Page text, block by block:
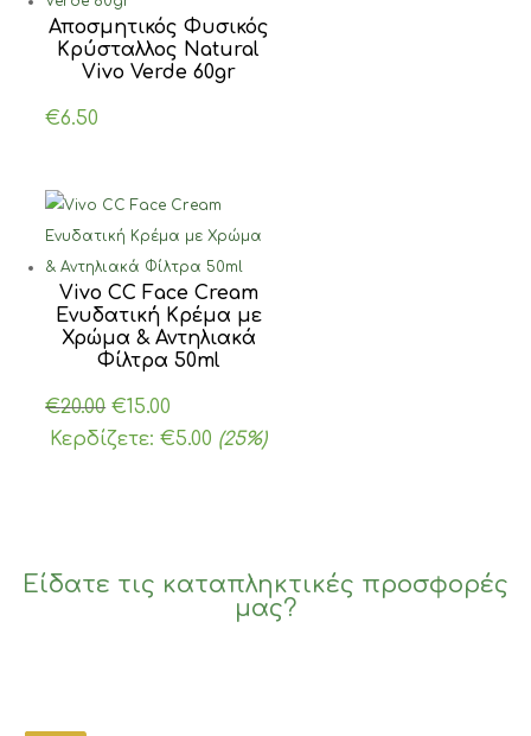
Αποσμητικός Φυσικός
Κρύσταλλος Natural
Vivo Verde 60gr
€6.50
Vivo CC Face Cream
Ενυδατική Κρέμα με
Χρώμα & Αντηλιακά
Φίλτρα 50ml
€20.00 Original
price
€15.00
τρέχουσα
Κερδίζετε:€5.00 (25%)
Είδατε τις καταπληκτικές προσφορές
μας?